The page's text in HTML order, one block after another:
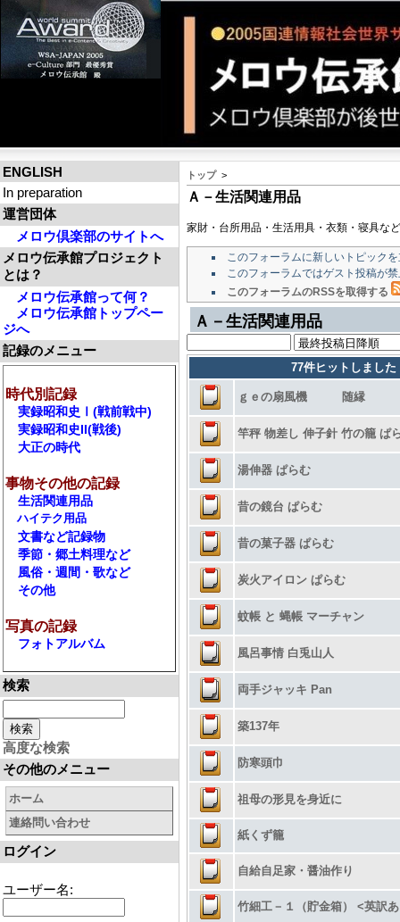
ENGLISH
In preparation
運営団体
メロウ倶楽部のサイトへ
メロウ伝承館プロジェクト
とは？
メロウ伝承館って何？
メロウ伝承館トップペー
ジへ
記録のメニュー
時代別記録
実録昭和史Ⅰ(戦前戦中)
実録昭和史II(戦後)
大正の時代
事物その他の記録
生活関連用品
ハイテク用品
文書など記録物
季節・郷土料理など
風俗・週間・歌など
その他
写真の記録
フォトアルバム
検索
高度な検索
その他のメニュー
ホーム
連絡問い合わせ
ログイン
ユーザー名:
トップ>
Ａ－生活関連用品
家財・台所用品・生活用具・衣類・寝具な
このフォーラムに新しいトピック
このフォーラムではゲスト投稿が
このフォーラムのRSSを取得する
Ａ－生活関連用品
77件ヒットしました
ｇｅの扇風機 随縁
竿秤 物差し 伸子針 竹の籠 ぱ
湯伸器 ぱらむ
昔の鏡台 ぱらむ
昔の菓子器 ぱらむ
炭火アイロン ぱらむ
蚊帳 と 蝿帳 マーチャン
風呂事情 白兎山人
両手ジャッキ Pan
築137年
防寒頭巾
祖母の形見を身近に
紙くず籠
自給自足家・醤油作り
竹細工－１（貯金箱） <英訳